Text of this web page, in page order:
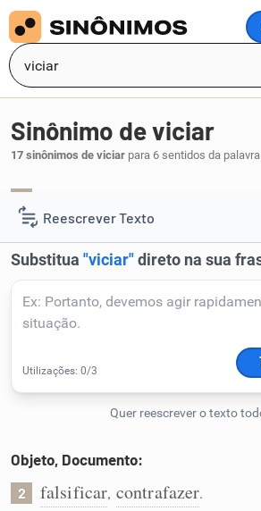
Reescrever Texto
Resumir Texto
Corrigir Texto
Detector de IA
Humanizador de IA
Sinônimo de viciar
17 sinônimos de viciar para 6 sentidos da palavra
Objeto, Documento:
2 falsificar, contrafazer.